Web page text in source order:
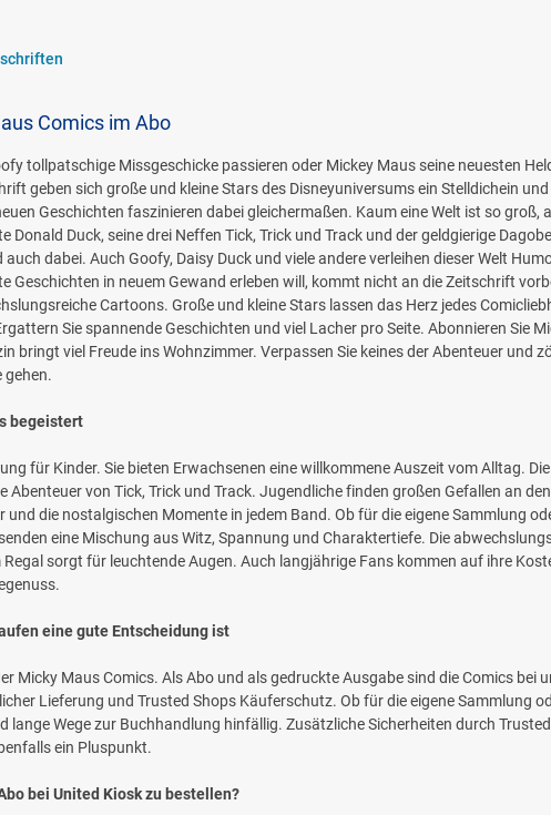
Comics im Abo
tollpatschige Missgeschicke passieren oder Mickey Maus seine neuesten
geben sich große und kleine Stars des Disneyuniversums ein Stelldichein
Geschichten faszinieren dabei gleichermaßen. Kaum eine Welt ist so
Donald Duck, seine drei Neffen Tick, Trick und Track und der geldgierige
dabei. Auch Goofy, Daisy Duck und viele andere verleihen dieser Welt
Geschichten in neuem Gewand erleben will, kommt nicht an die Zeitschrift
Cartoons. Große und kleine Stars lassen das Herz jedes
Sie spannende Geschichten und viel Lacher pro Seite. Abonnieren Sie
bringt viel Freude ins Wohnzimmer. Verpassen Sie keines der Abenteuer und
gehen.
begeistert
für Kinder. Sie bieten Erwachsenen eine willkommene Auszeit vom Alltag.
Abenteuer von Tick, Trick und Track. Jugendliche finden großen Gefallen an
die nostalgischen Momente in jedem Band. Ob für die eigene Sammlung
eine Mischung aus Witz, Spannung und Charaktertiefe. Die
sorgt für leuchtende Augen. Auch langjährige Fans kommen auf ihre
eine gute Entscheidung ist
Micky Maus Comics. Als Abo und als gedruckte Ausgabe sind die Comics bei
Lieferung und Trusted Shops Käuferschutz. Ob für die eigene Sammlung
lange Wege zur Buchhandlung hinfällig. Zusätzliche Sicherheiten durch
ein Pluspunkt.
bei United Kiosk zu bestellen?